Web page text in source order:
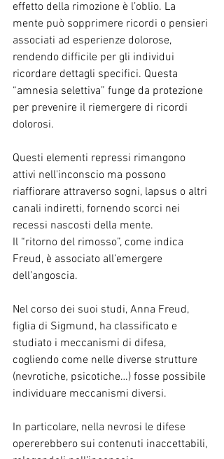
effetto della rimozione è l’oblio. La
mente può sopprimere ricordi o pensieri
associati ad esperienze dolorose,
rendendo difficile per gli individui
ricordare dettagli specifici. Questa
“amnesia selettiva” funge da protezione
per prevenire il riemergere di ricordi
dolorosi.
Questi elementi repressi rimangono
attivi nell'inconscio ma possono
riaffiorare attraverso sogni, lapsus o altri
canali indiretti, fornendo scorci nei
recessi nascosti della mente.
Il “ritorno del rimosso”, come indica
Freud, è associato all’emergere
dell’angoscia.
Nel corso dei suoi studi, Anna Freud,
figlia di Sigmund, ha classificato e
studiato i meccanismi di difesa,
cogliendo come nelle diverse strutture
(nevrotiche, psicotiche…) fosse possibile
individuare meccanismi diversi.
In particolare, nella nevrosi le difese
opererebbero sui contenuti inaccettabili,